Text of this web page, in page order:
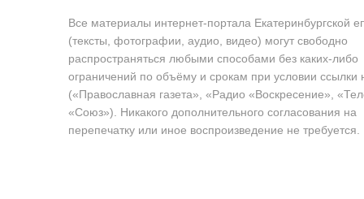
Все материалы интернет-портала Екатеринбургской
(тексты, фотографии, аудио, видео) могут свободно
распространяться любыми способами без каких-либо
ограничений по объёму и срокам при условии ссылки
(«Православная газета», «Радио «Воскресение»,
«Союз»). Никакого дополнительного согласования на
перепечатку или иное воспроизведение не требуется.